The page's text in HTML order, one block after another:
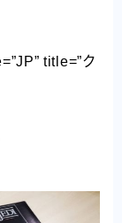
title=”ク